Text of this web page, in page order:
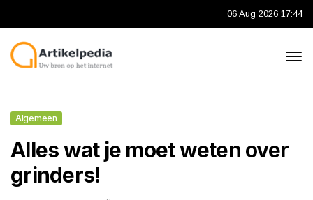
06 Aug 2026 17:44
Algemeen
Alles wat je moet weten over
grinders!